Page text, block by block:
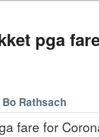
pga
Bo Rathsach
fare for